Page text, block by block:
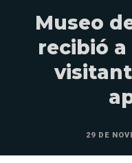
Museo
recibió a
29 DE